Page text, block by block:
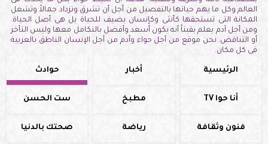
العالم وكل ما يهم حياتها بالتفصيل من أجل أن تشرق وتزداد جمالاً وتشغل
المكانة التى تستحقها كأنثى وكإنسان يضيف للحياة بل هى أصل الحياة.
ومن أجل آدم يعلم يقيناً أنه يكون أسعد وأفضل بالتكامل معها وليس التأخر
أو التناقض. نحن موقع من أجل حواء وآدم من أجل الإنسان الناطق بالعربية
فى كل مكان.
الرئيسية أخبار حوادث
أنا حوا TV مطبخ ست الحسن
فنون وثقافة رياضة صحتك بالدنيا